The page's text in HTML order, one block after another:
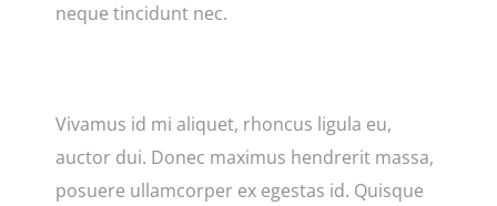
neque tincidunt nec.
Vivamus id mi aliquet, rhoncus ligula eu,
auctor dui. Donec maximus hendrerit massa,
posuere ullamcorper ex egestas id. Quisque